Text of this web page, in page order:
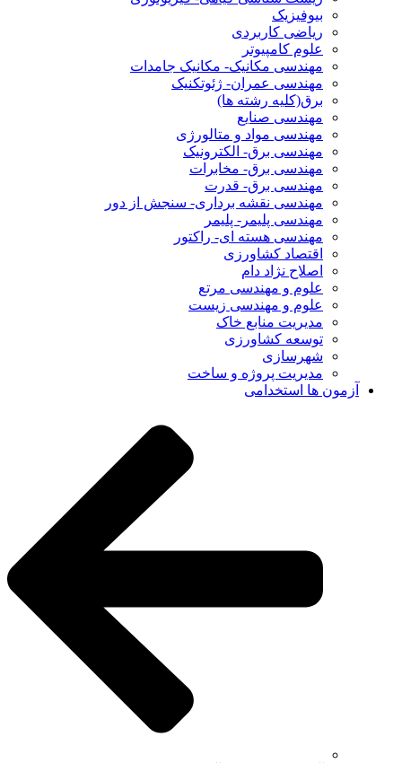
بیوفیزیک
ریاضی کاربردی
علوم کامپیوتر
مهندسی مکانیک- مکانیک جامدات
مهندسی عمران- ژئوتکنیک
برق(کلیه رشته ها)
مهندسی صنایع
مهندسی مواد و متالورژی
مهندسی برق- الکترونیک
مهندسی برق- مخابرات
مهندسی برق- قدرت
مهندسی نقشه برداری- سنجش از دور
مهندسی پلیمر- پلیمر
مهندسی هسته ای- راکتور
اقتصاد کشاورزی
اصلاح نژاد دام
علوم و مهندسی مرتع
علوم و مهندسی زیست
مدیریت منابع خاک
توسعه کشاورزی
شهرسازی
مدیریت پروژه و ساخت
آزمون ها استخدامی